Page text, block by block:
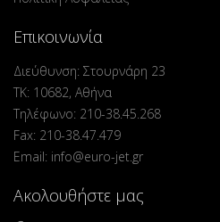
Επικοινωνία
Διεύθυνση: Στουρνάρη 23
ΤΚ: 10682, Αθήνα
Τηλέφωνο: 210-38.45.268
Fax: 210-38.47.479
Email: info@euro-jet.gr
Ακολουθήστε μας